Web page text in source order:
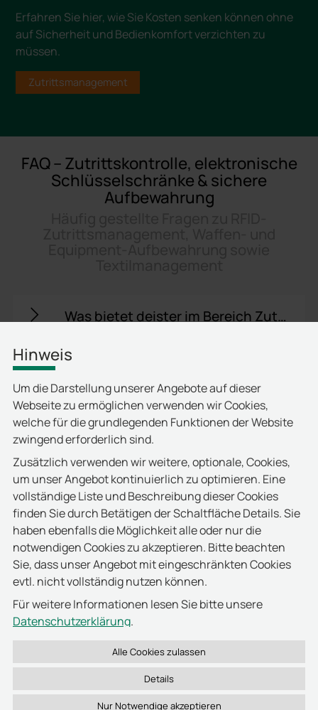
Erfahren Sie hier, wie Sie Kosten senken können ohne
auf Sicherheit und Bedienkomfort verzichten zu
müssen.
Zutrittsmanagement
FAQ – Zutrittskontrolle, elektronische
Schlüsselschränke & sichere
Aufbewahrung
Was bietet deister im Bereich Zutrittskontrolle für Unternehmen?
Wie unterstützt deister das Management von Waffen und Sicherheitsausrüstung?
Kann deister Textilmanagementsysteme integrieren?
Wie ist die Zutrittskontrolle mit anderen Sicherheitssystemen verbunden?
Welche Software nutzt deister zur zentralen Verwaltung aller Systeme?
Hinweis
Um die Darstellung unserer Angebote auf dieser
Webseite zu ermöglichen verwenden wir Cookies,
welche für die grundlegenden Funktionen der Website
zwingend erforderlich sind.
Zusätzlich verwenden wir weitere, optionale, Cookies,
um unser Angebot kontinuierlich zu optimieren. Eine
vollständige Liste und Beschreibung dieser Cookies
finden Sie durch Betätigen der Schaltfläche Details. Sie
haben ebenfalls die Möglichkeit alle oder nur die
notwendigen Cookies zu akzeptieren. Bitte beachten
Sie, dass unser Angebot mit eingeschränkten Cookies
evtl. nicht vollständig nutzen können.
Für weitere Informationen lesen Sie bitte unsere
Datenschutzerklärung.
Details